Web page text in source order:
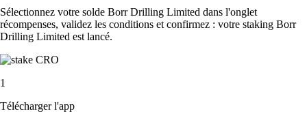
Sélectionnez votre solde Borr Drilling Limited dans l'onglet
récompenses, validez les conditions et confirmez : votre staking Borr
Drilling Limited est lancé.
1
Télécharger l'app